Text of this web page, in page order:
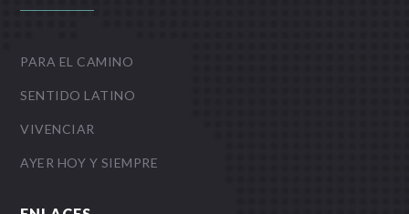
PARA EL CAMINO
SENTIDO LATINO
VIVENCIAR
AYER HOY Y SIEMPRE